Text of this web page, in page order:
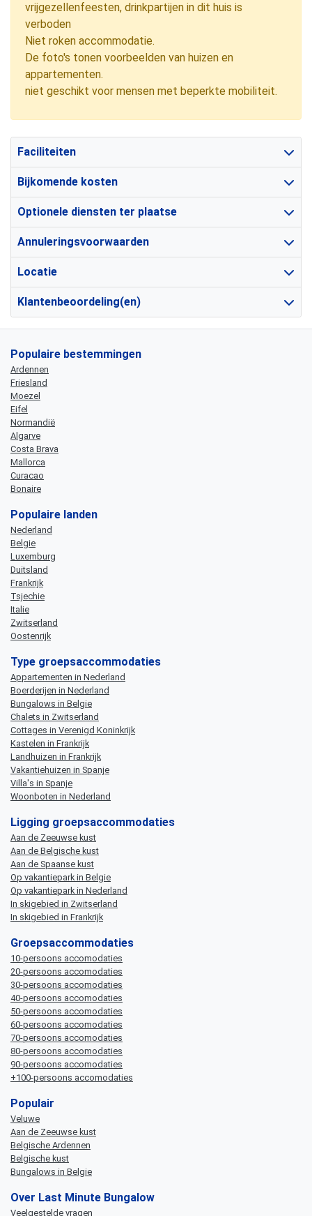
vrijgezellenfeesten, drinkpartijen in dit huis is
verboden
Niet roken accommodatie.
De foto's tonen voorbeelden van huizen en
appartementen.
niet geschikt voor mensen met beperkte mobiliteit.
Faciliteiten
Bijkomende kosten
Optionele diensten ter plaatse
Annuleringsvoorwaarden
Locatie
Klantenbeoordeling(en)
Populaire bestemmingen
Ardennen
Friesland
Moezel
Eifel
Normandië
Algarve
Costa Brava
Mallorca
Curacao
Bonaire
Populaire landen
Nederland
Belgie
Luxemburg
Duitsland
Frankrijk
Tsjechie
Italie
Zwitserland
Oostenrijk
Type groepsaccommodaties
Appartementen in Nederland
Boerderijen in Nederland
Bungalows in Belgie
Chalets in Zwitserland
Cottages in Verenigd Koninkrijk
Kastelen in Frankrijk
Landhuizen in Frankrijk
Vakantiehuizen in Spanje
Villa's in Spanje
Woonboten in Nederland
Ligging groepsaccommodaties
Aan de Zeeuwse kust
Aan de Belgische kust
Aan de Spaanse kust
Op vakantiepark in Belgie
Op vakantiepark in Nederland
In skigebied in Zwitserland
In skigebied in Frankrijk
Groepsaccommodaties
10-persoons accomodaties
20-persoons accomodaties
30-persoons accomodaties
40-persoons accomodaties
50-persoons accomodaties
60-persoons accomodaties
70-persoons accomodaties
80-persoons accomodaties
90-persoons accomodaties
+100-persoons accomodaties
Populair
Veluwe
Aan de Zeeuwse kust
Belgische Ardennen
Belgische kust
Bungalows in Belgie
Over Last Minute Bungalow
Veelgestelde vragen